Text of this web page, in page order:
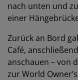
nach unten und
einer
Zurück an Bord
Café,
anschauen – von
zur World